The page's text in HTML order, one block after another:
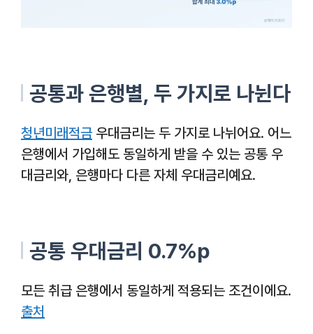
공통과 은행별, 두 가지로 나뉜다
청년미래적금 우대금리는 두 가지로 나뉘어요. 어느
은행에서 가입해도 동일하게 받을 수 있는 공통 우
대금리와, 은행마다 다른 자체 우대금리예요.
공통 우대금리 0.7%p
모든 취급 은행에서 동일하게 적용되는 조건이에요.
출처